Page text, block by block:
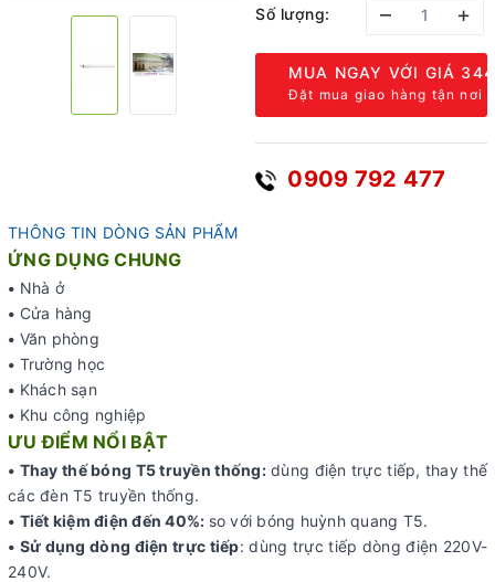
Số lượng: – +
MUA NGAY VỚI GIÁ
Đặt mua giao hàng tận nơi
0909 792 477
THÔNG TIN DÒNG SẢN PHẨM
ỨNG DỤNG CHUNG
• Nhà ở
• Cửa hàng
• Văn phòng
• Trường học
• Khách sạn
• Khu công nghiệp
ƯU ĐIỂM NỔI BẬT
• Thay thế bóng T5 truyền thống:dùng điện trực tiếp, thay thế
các đèn T5 truyền thống.
• Tiết kiệm điện đến 40%: so với bóng huỳnh quang T5.
• Sử dụng dòng điện trực tiếp: dùng trực tiếp dòng điện 220V-
240V.